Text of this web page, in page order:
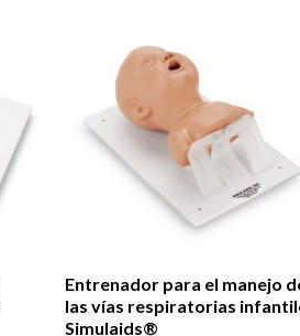
Entrenador para el manejo
las vías respiratorias
Simulaids®